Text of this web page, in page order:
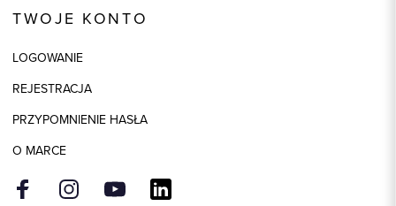
Skład tkaniny
TWOJE KONTO
LOGOWANIE
REJESTRACJA
PRZYPOMNIENIE HASŁA
O MARCE